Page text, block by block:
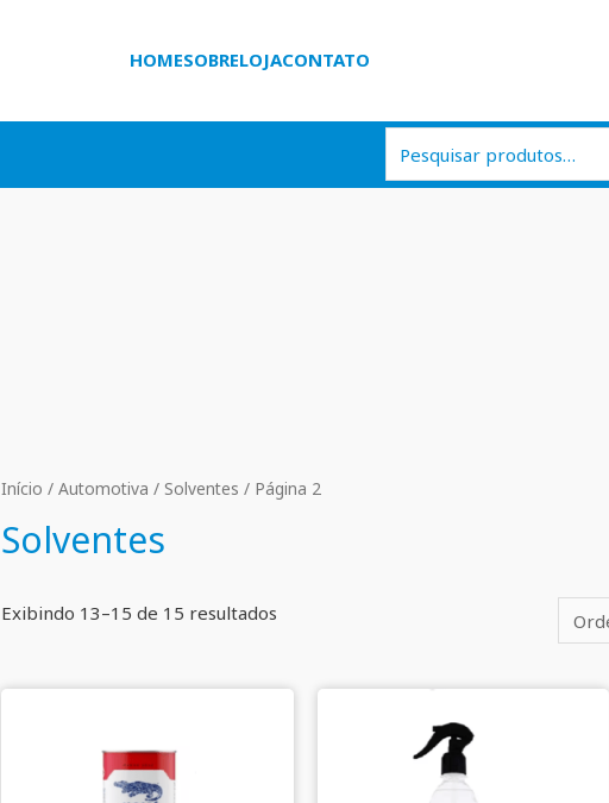
HOMESOBRELOJACONTATO
Início / Automotiva / Solventes / Página 2
Solventes
Exibindo 13–15 de 15 resultados